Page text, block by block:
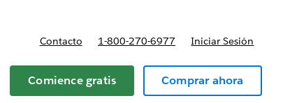
Contacto 1-800-270-6977 Iniciar Sesión
Comience gratis Comprar ahora